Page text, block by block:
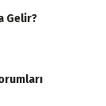
Gelir?